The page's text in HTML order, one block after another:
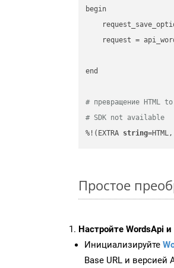
begin
request =
end
# превращение HTML to
# SDK not available
%!(EXTRA string=HTML,
Простое
Настройте WordsApi
Инициализируйте
Base URL и версией